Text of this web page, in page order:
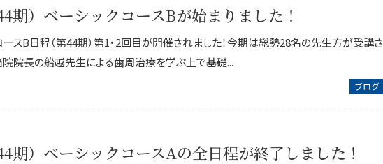
期）ベーシックコースBが始まりました！
スB日程（第44期）第1・2回目が開催されました！今期は総勢28名の先生方が受講さ
院院長の船越先生による歯周治療を学ぶ上で基礎...
ブログ
期）ベーシックコースAの全日程が終了しました！